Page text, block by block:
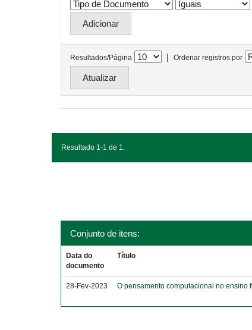
Resultados/Página | Ordenar registros por
Resultado 1-1 de 1.
Conjunto de itens:
Data do
documento
Título
28-Fev-2023 O pensamento computacional no ensino